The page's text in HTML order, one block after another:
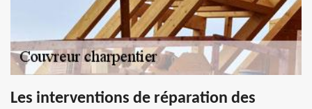
Les interventions de réparation des